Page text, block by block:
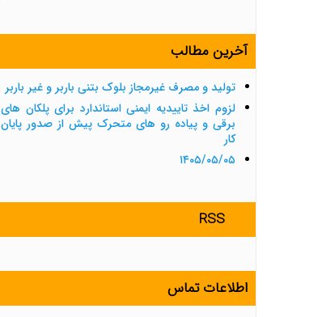
آخرین مطالب
تولید و مصرف غیرمجاز بلوک بتنی باربر و غیر باربر
لزوم اخذ تاییدیه ایمنی استاندارد برای پلکان های
برقی و پیاده رو های متحرک پیش از صدور پایان
کار
۱۴۰۵/۰۵/۰۵
RSS
اطلاعات تماس